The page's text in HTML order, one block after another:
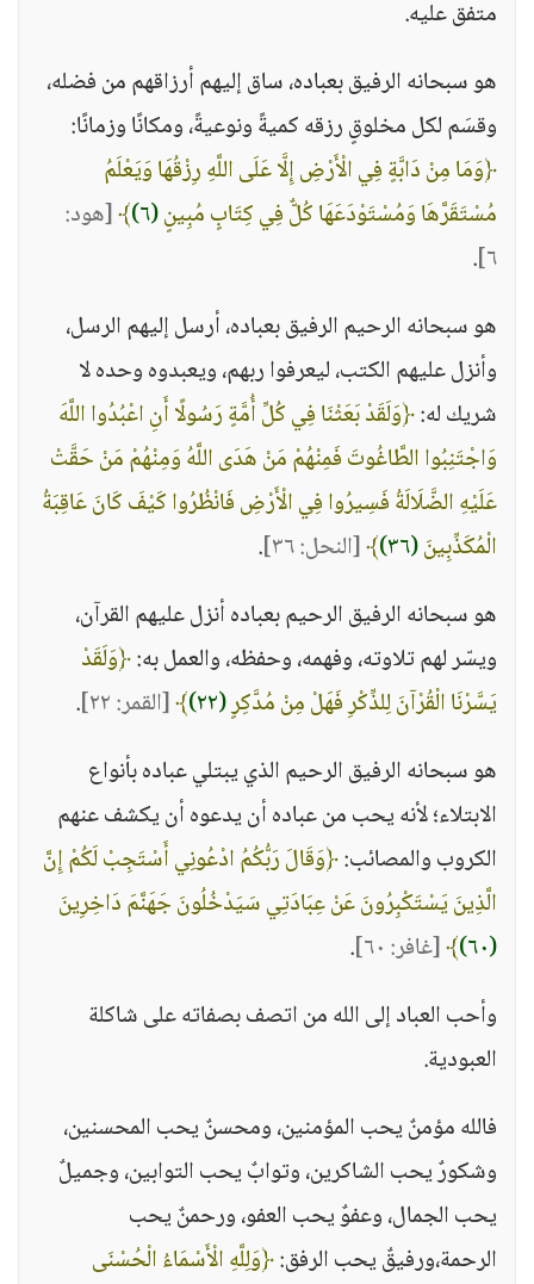
متفق عليه.
هو سبحانه الرفيق بعباده، ساق إليهم أرزاقهم من فضله،
وقسَم لكل مخلوقٍ رزقه كميةً ونوعيةً، ومكانًا وزمانًا:
﴿وَمَا مِنْ دَابَّةٍ فِي الْأَرْضِ إِلَّا عَلَى اللَّهِ رِزْقُهَا وَيَعْلَمُ
مُسْتَقَرَّهَا وَمُسْتَوْدَعَهَا كُلٌّ فِي كِتَابٍ مُبِينٍ(٦) ﴾[هود:
٦] .
هو سبحانه الرحيم الرفيق بعباده، أرسل إليهم الرسل،
وأنزل عليهم الكتب، ليعرفوا ربهم، ويعبدوه وحده لا
شريك له:﴿وَلَقَدْ بَعَثْنَا فِي كُلِّ أُمَّةٍ رَسُولًا أَنِ اعْبُدُوا اللَّهَ
وَاجْتَنِبُوا الطَّاغُوتَ فَمِنْهُمْ مَنْ هَدَى اللَّهُ وَمِنْهُمْ مَنْ حَقَّتْ
عَلَيْهِ الضَّلَالَةُ فَسِيرُوا فِي الْأَرْضِ فَانْظُرُوا كَيْفَ كَانَ عَاقِبَةُ
الْمُكَذِّبِينَ(٣٦) ﴾[النحل: ٣٦]
.
هو سبحانه الرفيق الرحيم بعباده أنزل عليهم القرآن،
ويسّر لهم تلاوته، وفهمه، وحفظه، والعمل به:﴿وَلَقَدْ
يَسَّرْنَا الْقُرْآنَ لِلذِّكْرِ فَهَلْ مِنْ مُدَّكِرٍ(٢٢) ﴾[القمر: ٢٢]
.
هو سبحانه الرفيق الرحيم الذي يبتلي عباده بأنواع
الابتلاء؛ لأنه يحب من عباده أن يدعوه أن يكشف عنهم
الكروب والمصائب:﴿وَقَالَ رَبُّكُمُ ادْعُونِي أَسْتَجِبْ لَكُمْ إِنَّ
الَّذِينَ يَسْتَكْبِرُونَ عَنْ عِبَادَتِي سَيَدْخُلُونَ جَهَنَّمَ دَاخِرِينَ
(٦٠)
﴾[غافر: ٦٠]
.
وأحب العباد إلى الله من اتصف بصفاته على شاكلة
العبودية.
فالله مؤمنٌ يحب المؤمنين، ومحسنٌ يحب المحسنين،
وشكورٌ يحب الشاكرين، وتوابٌ يحب التوابين، وجميلٌ
يحب الجمال، وعفوٌ يحب العفو، ورحمنٌ يحب
الرحمة،ورفيقٌ يحب الرفق:﴿وَلِلَّهِ الْأَسْمَاءُ الْحُسْنَى